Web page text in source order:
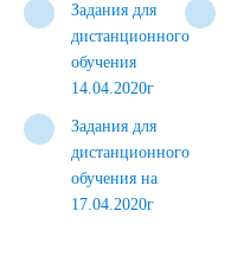
Задания для
дистанционного
обучения
14.04.2020г
Задания для
дистанционного
обучения на
17.04.2020г